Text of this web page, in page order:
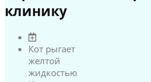
клинику
Кот рыгает
желтой
жидкостью